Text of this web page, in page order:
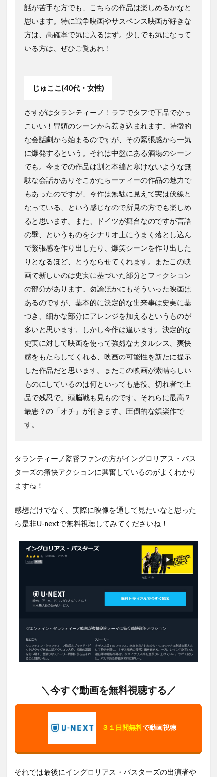
話が苦手な方でも、こちらの作品は楽しめるかなと
思います。特に戦争映画やサスペンス映画が好きな
方は、高確率で気に入るはず。少しでも気になって
いる方は、ぜひご覧あれ！
じゅここ(40代・女性)
さすがはタランティーノ！ラフでタフで下品でかっ
こいい！冒頭のシーンから惹き込まれます。特徴的
な会話劇から始まるのですが、その緊張感から一気
に爆発するという。それは中盤にある酒場のシーン
でも。今までの作品は割と本編と寒けないような無
駄な会話がありそこがたらーティーの作品の魅力で
もあったのですが、今作は無駄に見えて実は伏線と
なっている、という感じなので所見の方でも楽しめ
ると思います。また、ドイツが舞台なのですが言語
の壁、というものをシナリオ上にうまく落とし込ん
で緊張感を作り出したり、爆笑シーンを作り出した
りとなるほど、とうならせてくれます。またこの映
画で新しいのは史実に基づいた部分とフィクション
の部分があります。勿論ほかにもそういった映画は
あるのですが、基本的に決定的な出来事は史実に基
づき、細かな部分にアレンジを加えるというものが
多いと思います。しかし今作は違います。決定的な
史実に対して映画を使って強烈なカタルシス、爽快
感をもたらしてくれる、映画の可能性を新たに提示
した作品だと思います。またこの映画が素晴らしい
ものにしているのは何といっても悪役。切れ者で上
品で残忍で。頭脳戦も見ものです。それらに最高？
最悪？の「オチ」が付きます。圧倒的な娯楽作で
す。
タランティーノ監督ファンの方がイングロリアス・バス
ターズの痛快アクションに興奮しているのがよくわかり
ますね！
感想だけでなく、実際に映像を通して見たいなと思った
ら是非U-nextで無料視聴してみてくださいね！
＼今すぐ動画を無料視聴する／
３１日間無料で動画視聴
それでは最後にイングロリアス・バスターズの出演者や